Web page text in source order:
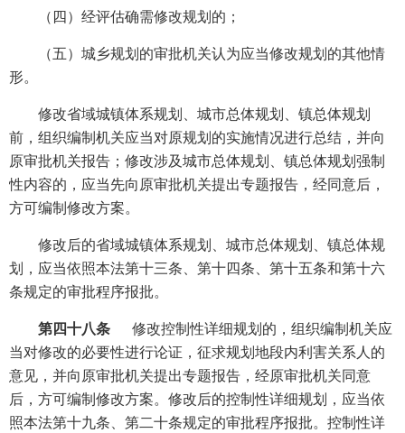
（四）经评估确需修改规划的；
（五）城乡规划的审批机关认为应当修改规划的其他情
形。
修改省域城镇体系规划、城市总体规划、镇总体规划
前，组织编制机关应当对原规划的实施情况进行总结，并向
原审批机关报告；修改涉及城市总体规划、镇总体规划强制
性内容的，应当先向原审批机关提出专题报告，经同意后，
方可编制修改方案。
修改后的省域城镇体系规划、城市总体规划、镇总体规
划，应当依照本法第十三条、第十四条、第十五条和第十六
条规定的审批程序报批。
第四十八条
修改控制性详细规划的，组织编制机关应
当对修改的必要性进行论证，征求规划地段内利害关系人的
意见，并向原审批机关提出专题报告，经原审批机关同意
后，方可编制修改方案。修改后的控制性详细规划，应当依
照本法第十九条、第二十条规定的审批程序报批。控制性详